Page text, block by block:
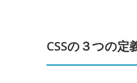
CSSの３つの定